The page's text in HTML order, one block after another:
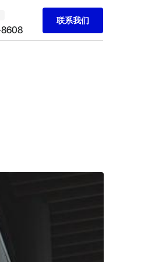
联系我们